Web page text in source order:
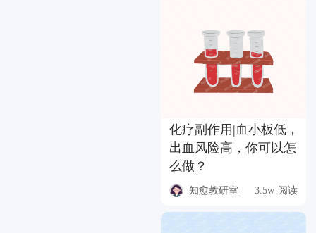
化疗副作用|血小板低，
出血风险高，你可以怎
么做？
知愈教研室 3.5w 阅读